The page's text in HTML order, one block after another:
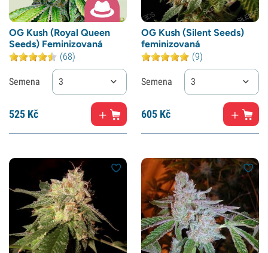
OG Kush (Royal Queen
Seeds) Feminizovaná
(68)
Semena 3
525 Kč
OG Kush (Silent Seeds)
feminizovaná
(9)
Semena 3
605 Kč